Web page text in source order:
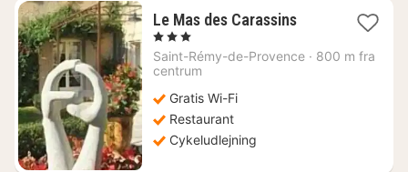
Le Mas des Carassins1
fra
, 3 Stjerner
Saint-Rémy-de-Provence · 800 m fra
centrum
Gratis Wi-Fi
Restaurant
Cykeludlejning